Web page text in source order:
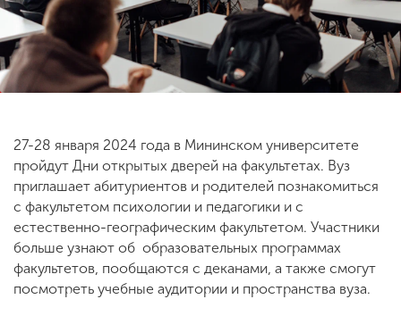
Сведения об
образовательной
организации
Приемная
+7 (831) 262-26-20
27-28 января 2024 года в Мининском университете
пройдут Дни открытых дверей на факультетах. Вуз
приглашает абитуриентов и родителей познакомиться
с факультетом психологии и педагогики и с
естественно-географическим факультетом. Участники
больше узнают об образовательных программах
факультетов, пообщаются с деканами, а также смогут
посмотреть учебные аудитории и пространства вуза.